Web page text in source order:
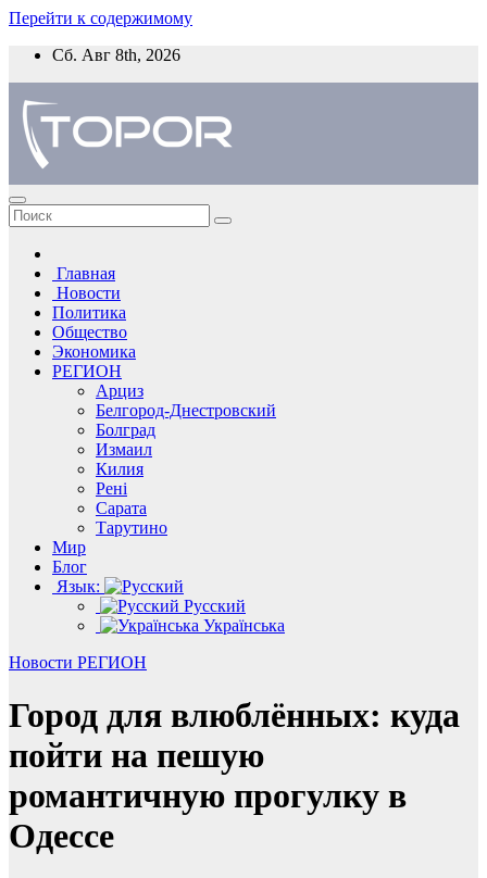
Перейти к содержимому
Сб. Авг 8th, 2026
Главная
Новости
Политика
Общество
Экономика
РЕГИОН
Арциз
Белгород-Днестровский
Болград
Измаил
Килия
Рені
Сарата
Тарутино
Мир
Блог
Язык:
Русский
Українська
Новости РЕГИОН
Город для влюблённых: куда
пойти на пешую
романтичную прогулку в
Одессе